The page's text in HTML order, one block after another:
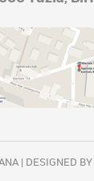
| DESIGNED BY